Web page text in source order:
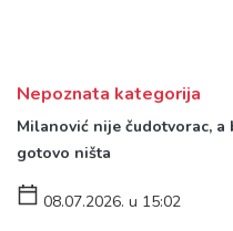
Nepoznata kategorija
Milanović nije čudotvorac,
gotovo ništa
08.07.2026. u 15:02